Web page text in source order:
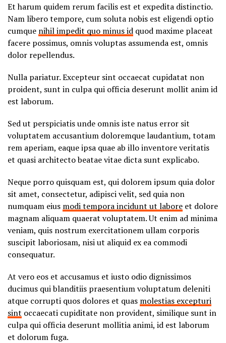
Et harum quidem rerum facilis est et expedita distinctio.
Nam libero tempore, cum soluta nobis est eligendi optio
cumque nihil impedit quo minus id quod maxime placeat
facere possimus, omnis voluptas assumenda est, omnis
dolor repellendus.
Nulla pariatur. Excepteur sint occaecat cupidatat non
proident, sunt in culpa qui officia deserunt mollit anim id
est laborum.
Sed ut perspiciatis unde omnis iste natus error sit
voluptatem accusantium doloremque laudantium, totam
rem aperiam, eaque ipsa quae ab illo inventore veritatis
et quasi architecto beatae vitae dicta sunt explicabo.
Neque porro quisquam est, qui dolorem ipsum quia dolor
sit amet, consectetur, adipisci velit, sed quia non
numquam eius modi tempora incidunt ut labore et dolore
magnam aliquam quaerat voluptatem. Ut enim ad minima
veniam, quis nostrum exercitationem ullam corporis
suscipit laboriosam, nisi ut aliquid ex ea commodi
consequatur.
At vero eos et accusamus et iusto odio dignissimos
ducimus qui blanditiis praesentium voluptatum deleniti
atque corrupti quos dolores et quas molestias excepturi
sint occaecati cupiditate non provident, similique sunt in
culpa qui officia deserunt mollitia animi, id est laborum
et dolorum fuga.